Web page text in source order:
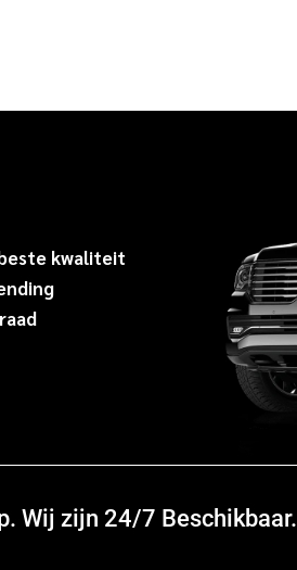
kwaliteit
Wij zijn 24/7 Beschikbaar.